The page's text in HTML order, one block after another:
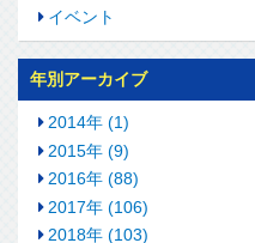
イベント
年別アーカイブ
2014年 (1)
2015年 (9)
2016年 (88)
2017年 (106)
2018年 (103)